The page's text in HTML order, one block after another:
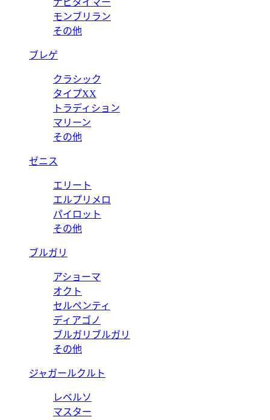
モンブリラン
その他
ブレゲ
クラシック
タイプXX
トラディション
マリーン
その他
ゼニス
エリート
エルプリメロ
パイロット
その他
ブルガリ
アショーマ
オクト
セルペンティ
ディアゴノ
ブルガリブルガリ
その他
ジャガールクルト
レベルソ
マスター